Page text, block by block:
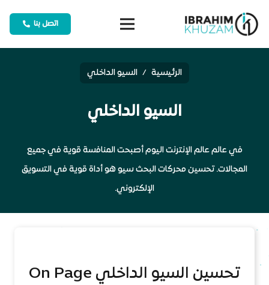
اتصل بنا
الرئيسية / السيو الداخلي
السيو الداخلي
في عالم عالم الإنترنت اليوم أصبحت المنافسة قوية في جميع
المجالات. تحسين محركات البحث سيو هو أداة قوية في التسويق
الإلكتروني.
تحسين السيو الداخلي On Page